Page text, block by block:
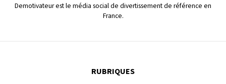
Demotivateur est le média social de divertissement de référence en
France.
RUBRIQUES